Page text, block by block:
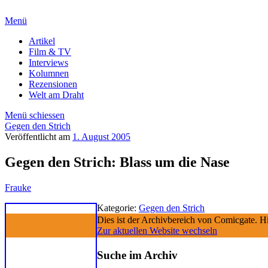
Menü
Artikel
Film & TV
Interviews
Kolumnen
Rezensionen
Welt am Draht
Menü schiessen
Gegen den Strich
Veröffentlicht am 1. August 2005
Gegen den Strich: Blass um die Nase
Frauke
Kategorie: Gegen den Strich
Dies ist der Archivbereich von Comicgate.
Zur aktuellen Website wechseln
Suche im Archiv